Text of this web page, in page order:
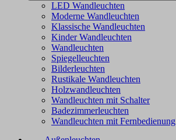
LED Wandleuchten
Moderne Wandleuchten
Klassische Wandleuchten
Kinder Wandleuchten
Wandleuchten
Spiegelleuchten
Bilderleuchten
Rustikale Wandleuchten
Holzwandleuchten
Wandleuchten mit Schalter
Badezimmerleuchten
Wandleuchten mit Fernbedienung